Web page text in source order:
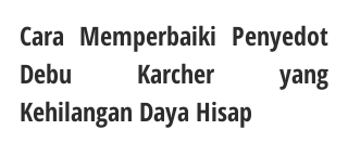
Cara Memperbaiki Penyedot
Debu Karcher yang
Kehilangan Daya Hisap